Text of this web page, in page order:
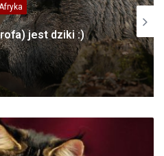
Afryka
jest dziki :)